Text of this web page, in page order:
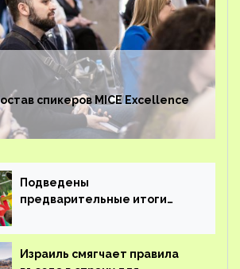
спикеров MICE Excellence
Подведены
предварительные итоги
Израиль смягчает правила